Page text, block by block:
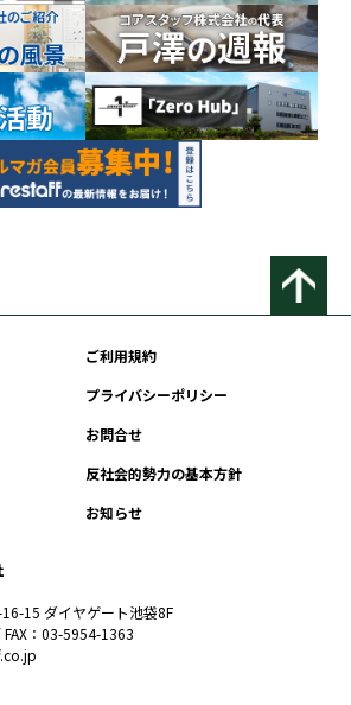
ご利用規約
プライバシーポリシー
お問合せ
反社会的勢力の基本方針
お知らせ
15 ダイヤゲート池袋8F
：03-5954-1363